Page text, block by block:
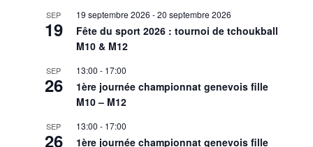
SEP
19
19 septembre 2026 -20 septembre 2026
Fête du sport 2026 : tournoi de tchoukball
M10 & M12
SEP
26
13:00 - 17:00
1ère journée championnat genevois fille
M10 – M12
SEP
26
13:00 - 17:00
1ère journée championnat genevois fille